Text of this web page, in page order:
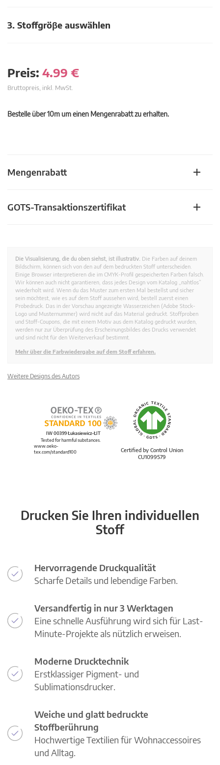
3. Stoffgröβe auswählen
Preis: 4.99 €
Bruttopreis, inkl. MwSt.
Bestelle über 10m um einen Mengenrabatt zu erhalten.
Mengenrabatt
GOTS-Transaktionszertifikat
Die Visualisierung, die du oben siehst, ist illustrativ. Die Farben auf deinem
Bildschirm, können sich von den auf dem bedruckten Stoff unterscheiden.
Einige Browser interpretieren die im CMYK-Profil gespeicherten Farben falsch.
Wir können auch nicht garantieren, dass jedes Design vom Katalog „nahtlos”
wiederholt wird. Wenn du das Muster zum ersten Mal bestellst und sicher
sein möchtest, wie es auf dem Stoff aussehen wird, bestell zuerst einen
Probedruck. Das in der Vorschau angezeigte Wasserzeichen (Adobe Stock-
Logo und Musternummer) wird nicht auf das Material gedruckt. Stoffproben
und Stoff-Coupons, die mit einem Motiv aus dem Katalog gedruckt wurden,
werden nur zur Überprüfung des Erscheinungsbildes des Drucks verwendet
und sind nicht für den Weiterverkauf bestimmt.
Mehr über die Farbwiedergabe auf dem Stoff erfahren.
Weitere Designs des Autors
Certified by Control Union
CU1099579
IW 00399 Łukasiewicz-ŁIT
Tested for harmful substances.
www.oeko-
tex.com/standard100
Drucken Sie Ihren individuellen
Stoff
Hervorragende Druckqualität
Scharfe Details und lebendige Farben.
Versandfertig in nur 3 Werktagen
Eine schnelle Ausführung wird sich für Last-
Minute-Projekte als nützlich erweisen.
Moderne Drucktechnik
Erstklassiger Pigment- und
Sublimationsdrucker.
Weiche und glatt bedruckte
Stoffberührung
Hochwertige Textilien für Wohnaccessoires
und Alltag.